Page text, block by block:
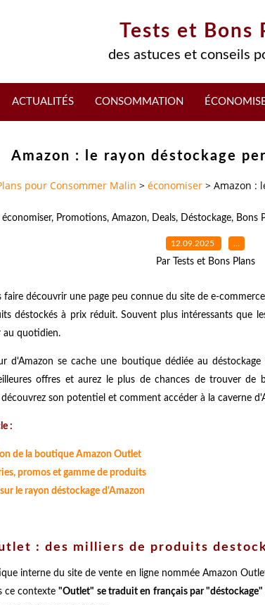
Tests et Bons
des astuces et conseils
ACTUALITÉS CONSOMMATION
Amazon : le rayon déstockage
pour Consommer Malin > économiser > Amazon :
économiser, Promotions, Amazon, Deals, Déstockage, Bons
12.09.2025 …
Par Tests et Bons Plans
faire découvrir une page peu connue du site de e-
déstockés à prix réduit. Souvent plus intéressants que
au quotidien.
d'Amazon se cache une boutique dédiée au
offres et aurez le plus de chances de trouver de
son potentiel et comment accéder à la caverne
:
de la boutique Amazon Outlet
promos et gamme de produits
le rayon déstockage d'Amazon
: des milliers de produits
interne du site de vente en ligne nommée Amazon
ce contexte"Outlet" se traduit en français par "déstockage"